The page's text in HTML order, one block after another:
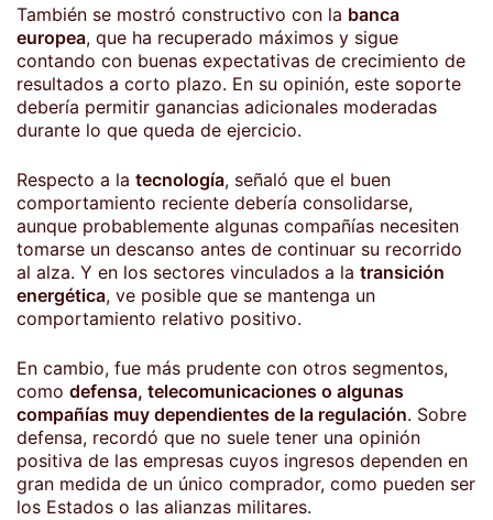
También se mostró constructivo con la banca
europea, que ha recuperado máximos y sigue
contando con buenas expectativas de crecimiento de
resultados a corto plazo. En su opinión, este soporte
debería permitir ganancias adicionales moderadas
durante lo que queda de ejercicio.
Respecto a la tecnología, señaló que el buen
comportamiento reciente debería consolidarse,
aunque probablemente algunas compañías necesiten
tomarse un descanso antes de continuar su recorrido
al alza. Y en los sectores vinculados a la transición
energética, ve posible que se mantenga un
comportamiento relativo positivo.
En cambio, fue más prudente con otros segmentos,
como defensa, telecomunicaciones o algunas
compañías muy dependientes de la regulación. Sobre
defensa, recordó que no suele tener una opinión
positiva de las empresas cuyos ingresos dependen en
gran medida de un único comprador, como pueden ser
los Estados o las alianzas militares.